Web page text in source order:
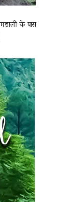
के पास